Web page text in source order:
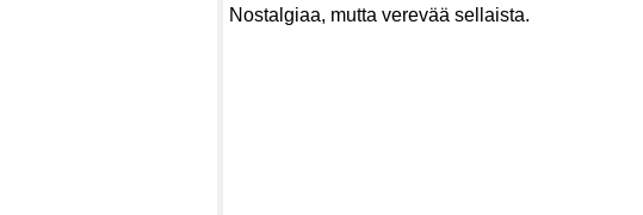
Nostalgiaa, mutta verevää sellaista.